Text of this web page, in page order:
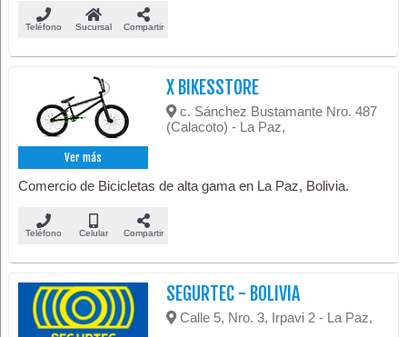
Teléfono Sucursal Compartir
Ver más
X BIKESSTORE
c. Sánchez Bustamante Nro. 487
(Calacoto) - La Paz,
Comercio de Bicicletas de alta gama en La Paz, Bolivia.
Teléfono Celular Compartir
SEGURTEC - BOLIVIA
Calle 5, Nro. 3, Irpavi 2 - La Paz,